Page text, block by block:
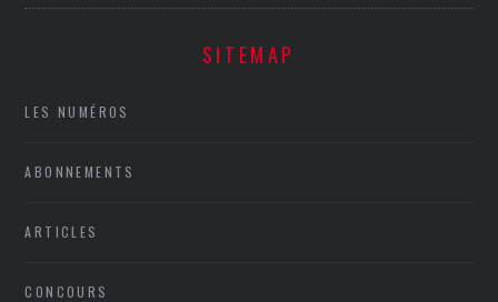
SITEMAP
LES NUMÉROS
ABONNEMENTS
ARTICLES
CONCOURS